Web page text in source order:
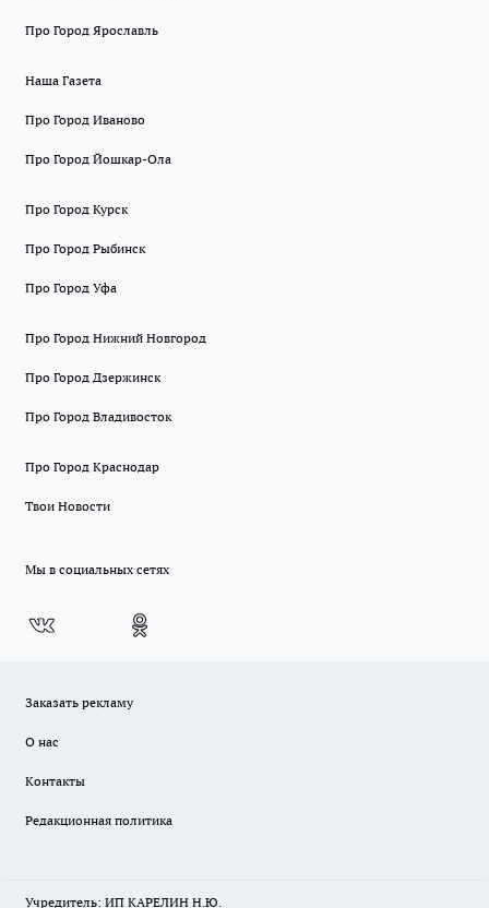
Про Город Ярославль
Наша Газета
Про Город Иваново
Про Город Йошкар-Ола
Про Город Курск
Про Город Рыбинск
Про Город Уфа
Про Город Нижний Новгород
Про Город Дзержинск
Про Город Владивосток
Про Город Краснодар
Твои Новости
Мы в социальных сетях
Заказать рекламу
О нас
Контакты
Редакционная политика
Учредитель: ИП КАРЕЛИН Н.Ю.